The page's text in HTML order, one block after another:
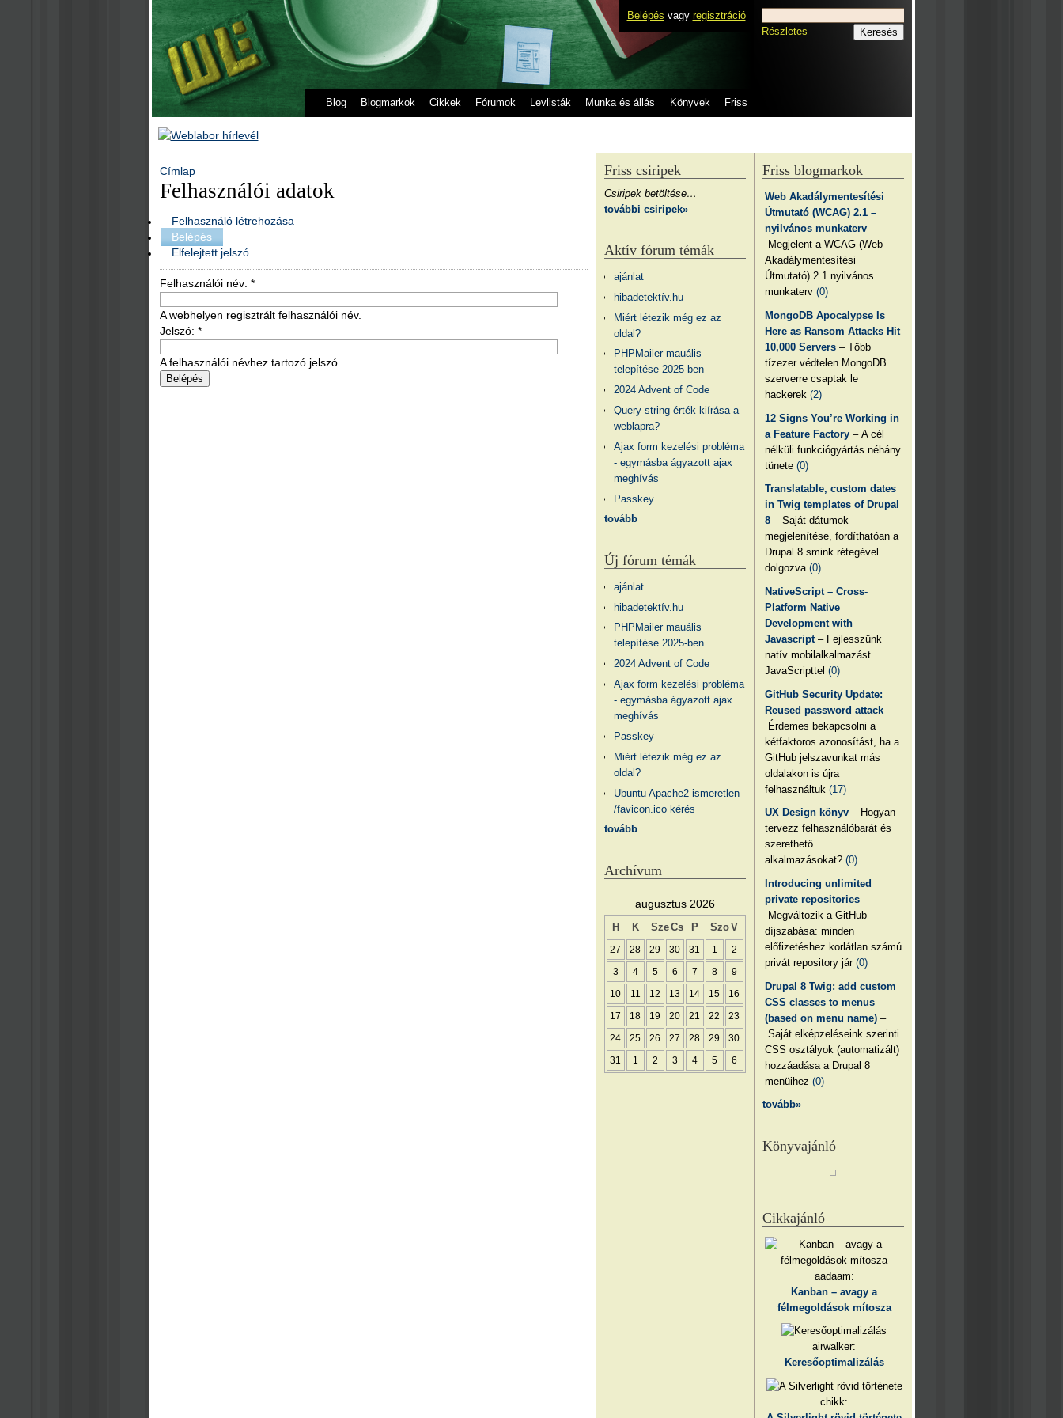
Belépés vagy regisztráció
Blog Blogmarkok Cikkek Fórumok Levlisták Munka és állás Könyvek Friss
Részletes
Címlap
Felhasználói adatok
Felhasználó létrehozása
Belépés
Elfelejtett jelszó
Felhasználói név: *
A webhelyen regisztrált felhasználói név.
Jelszó: *
A felhasználói névhez tartozó jelszó.
Friss blogmarkok
Web Akadálymentesítési
Útmutató (WCAG) 2.1 –
nyilvános munkaterv –
Megjelent a WCAG (Web
Akadálymentesítési
Útmutató) 2.1 nyilvános
munkaterv(0)
MongoDB Apocalypse Is
Here as Ransom Attacks Hit
10,000 Servers – Több
tízezer védtelen MongoDB
szerverre csaptak le
hackerek(2)
12 Signs You’re Working in
a Feature Factory – A cél
nélküli funkciógyártás néhány
tünete(0)
Translatable, custom dates
in Twig templates of Drupal
8 – Saját dátumok
megjelenítése, fordíthatóan a
Drupal 8 smink rétegével
dolgozva(0)
NativeScript – Cross-
Platform Native
Development with
Javascript – Fejlesszünk
natív mobilalkalmazást
JavaScripttel(0)
GitHub Security Update:
Reused password attack –
Érdemes bekapcsolni a
kétfaktoros azonosítást, ha a
GitHub jelszavunkat más
oldalakon is újra
felhasználtuk(17)
UX Design könyv – Hogyan
tervezz felhasználóbarát és
szerethető
alkalmazásokat?(0)
Introducing unlimited
private repositories –
Megváltozik a GitHub
díjszabása: minden
előfizetéshez korlátlan számú
privát repository jár(0)
Drupal 8 Twig: add custom
CSS classes to menus
(based on menu name) –
Saját elképzeléseink szerinti
CSS osztályok (automatizált)
hozzáadása a Drupal 8
menüihez(0)
tovább»
Könyvajánló
Cikkajánló
aadaam:
Kanban – avagy a
félmegoldások mítosza
airwalker:
Keresőoptimalizálás
chikk:
Friss csiripek
Csiripek betöltése…
további csiripek»
Aktív fórum témák
ajánlat
hibadetektív.hu
Miért létezik még ez az
oldal?
PHPMailer mauális
telepítése 2025-ben
2024 Advent of Code
Query string érték kiírása a
weblapra?
Ajax form kezelési probléma
- egymásba ágyazott ajax
meghívás
Passkey
tovább
Új fórum témák
ajánlat
hibadetektív.hu
PHPMailer mauális
telepítése 2025-ben
2024 Advent of Code
Ajax form kezelési probléma
- egymásba ágyazott ajax
meghívás
Passkey
Miért létezik még ez az
oldal?
Ubuntu Apache2 ismeretlen
/favicon.ico kérés
tovább
Archívum
augusztus 2026
H K SzeCs P SzoV
27 28 29 30 31 1 2
3 4 5 6 7 8 9
10 11 12 13 14 15 16
17 18 19 20 21 22 23
24 25 26 27 28 29 30
31 1 2 3 4 5 6